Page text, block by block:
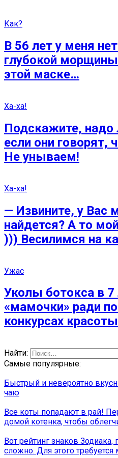
Как?
В 56 лет у меня
глубокой
этой маске…
Ха-ха!
Подскажите, надо
если они говорят,
Не унываем!
Ха-ха!
— Извините, у Вас
найдется? А то
))) Весилимся на
Ужас
Уколы ботокса в 7
«мамочки» ради
конкурсах красоты
Найти:
Самые популярные:
Быстрый и невероятно
чаю
Все коты попадают в рай!
домой котенка, чтобы
Вот рейтинг знаков
сложно. Для этого требуется